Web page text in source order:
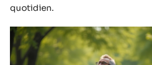
quotidien.